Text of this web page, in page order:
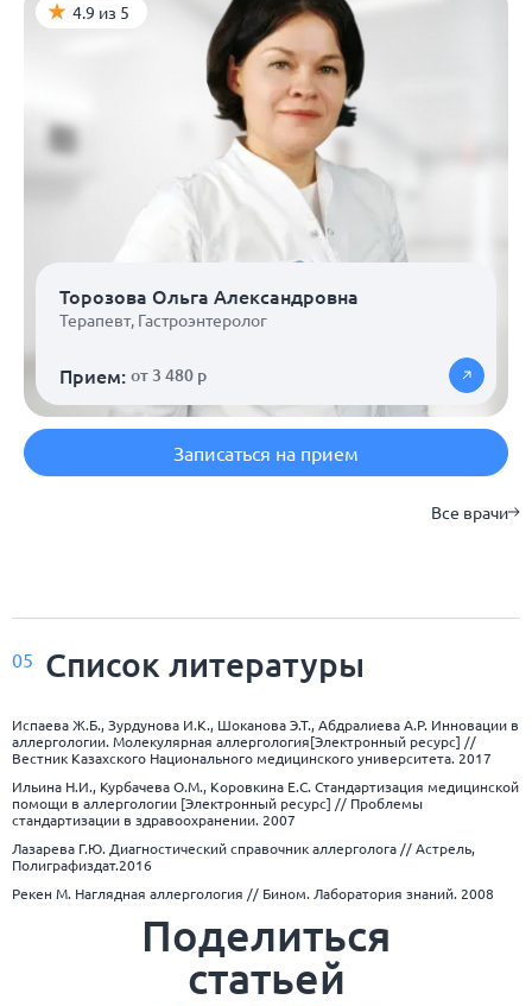
4.9 из 5
Торозова Ольга Александровна
Терапевт, Гастроэнтеролог
Прием: от 3 480 р
Записаться на прием
Все врачи
05 Список литературы
Испаева Ж.Б., Зурдунова И.К., Шоканова Э.Т., Абдралиева А.Р. Инновации в
аллергологии. Молекулярная аллергология[Электронный ресурс] //
Вестник Казахского Национального медицинского университета. 2017
Ильина Н.И., Курбачева О.М., Коровкина Е.С. Стандартизация медицинской
помощи в аллергологии [Электронный ресурс] // Проблемы
стандартизации в здравоохранении. 2007
Лазарева Г.Ю. Диагностический справочник аллерголога // Астрель,
Полиграфиздат.2016
Рекен М. Наглядная аллергология // Бином. Лаборатория знаний. 2008
Поделиться
статьей